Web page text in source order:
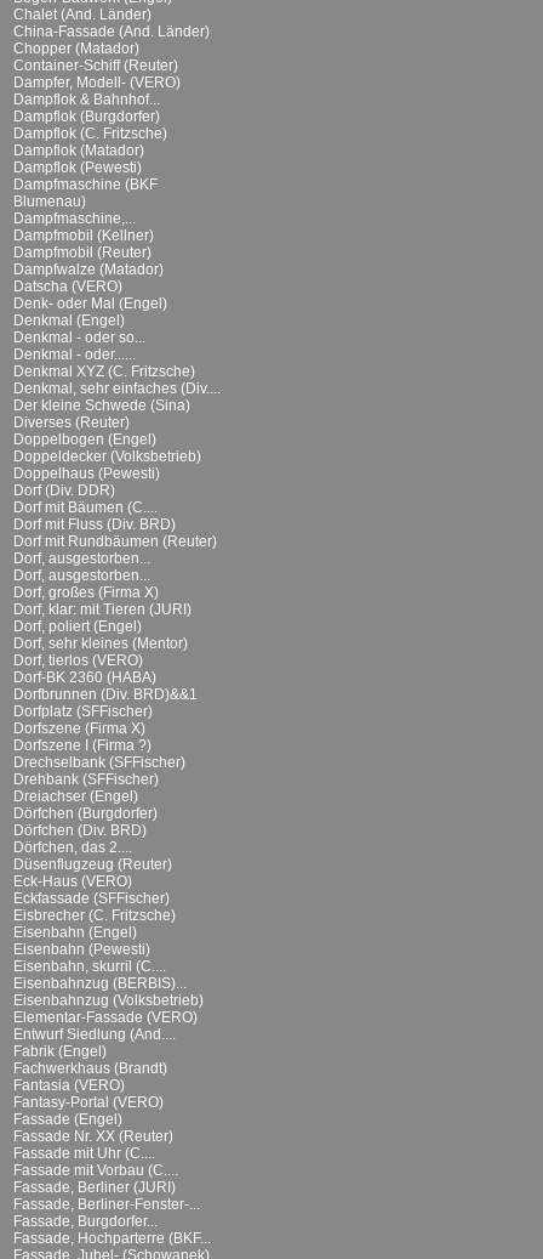
Chalet (And. Länder)
China-Fassade (And. Länder)
Chopper (Matador)
Container-Schiff (Reuter)
Dampfer, Modell- (VERO)
Dampflok & Bahnhof...
Dampflok (Burgdorfer)
Dampflok (C. Fritzsche)
Dampflok (Matador)
Dampflok (Pewesti)
Dampfmaschine (BKF
Blumenau)
Dampfmaschine,...
Dampfmobil (Kellner)
Dampfmobil (Reuter)
Dampfwalze (Matador)
Datscha (VERO)
Denk- oder Mal (Engel)
Denkmal (Engel)
Denkmal - oder so...
Denkmal - oder......
Denkmal XYZ (C. Fritzsche)
Denkmal, sehr einfaches (Div....
Der kleine Schwede (Sina)
Diverses (Reuter)
Doppelbogen (Engel)
Doppeldecker (Volksbetrieb)
Doppelhaus (Pewesti)
Dorf (Div. DDR)
Dorf mit Bäumen (C....
Dorf mit Fluss (Div. BRD)
Dorf mit Rundbäumen (Reuter)
Dorf, ausgestorben...
Dorf, ausgestorben...
Dorf, großes (Firma X)
Dorf, klar: mit Tieren (JURI)
Dorf, poliert (Engel)
Dorf, sehr kleines (Mentor)
Dorf, tierlos (VERO)
Dorf-BK 2360 (HABA)
Dorfbrunnen (Div. BRD)&&1
Dorfplatz (SFFischer)
Dorfszene (Firma X)
Dorfszene I (Firma ?)
Drechselbank (SFFischer)
Drehbank (SFFischer)
Dreiachser (Engel)
Dörfchen (Burgdorfer)
Dörfchen (Div. BRD)
Dörfchen, das 2....
Düsenflugzeug (Reuter)
Eck-Haus (VERO)
Eckfassade (SFFischer)
Eisbrecher (C. Fritzsche)
Eisenbahn (Engel)
Eisenbahn (Pewesti)
Eisenbahn, skurril (C....
Eisenbahnzug (BERBIS)...
Eisenbahnzug (Volksbetrieb)
Elementar-Fassade (VERO)
Entwurf Siedlung (And....
Fabrik (Engel)
Fachwerkhaus (Brandt)
Fantasia (VERO)
Fantasy-Portal (VERO)
Fassade (Engel)
Fassade Nr. XX (Reuter)
Fassade mit Uhr (C....
Fassade mit Vorbau (C....
Fassade, Berliner (JURI)
Fassade, Berliner-Fenster-...
Fassade, Burgdorfer...
Fassade, Hochparterre (BKF...
Fassade, Jubel- (Schowanek)